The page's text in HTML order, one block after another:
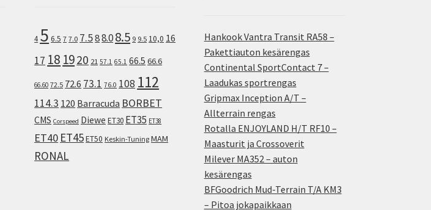
4 5 6.5 7 7.0 7.588.08.5 9 9.5 10,0 16
17 18 1920 21 57.1 65.1 66.5 66.6
66.60 72.5 72.6 73.1 76.0 108 112
114.3 120 Barracuda BORBET
CMS Corspeed Diewe ET30 ET35 ET38
ET40 ET45ET50 Keskin-Tuning MAM
RONAL
Hankook Vantra Transit RA58 –
Pakettiauton kesärengas
Continental SportContact 7 –
Laadukas sportrengas
Gripmax Inception A/T –
Allterrain rengas
Rotalla ENJOYLAND H/T RF10 –
Maasturit ja Crossoverit
Milever MA352 – auton
kesärengas
BFGoodrich Mud-Terrain T/A KM3
– Pitoa jokapaikkaan